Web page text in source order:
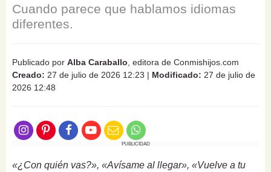
Cuando parece que hablamos idiomas
diferentes.
Publicado por Alba Caraballo , editora de Conmishijos.com
Creado: 27 de julio de 2026 12:23 | Modificado: 27 de julio de
2026 12:48
PUBLICIDAD
«¿Con quién vas?», «Avísame al llegar», «Vuelve a tu